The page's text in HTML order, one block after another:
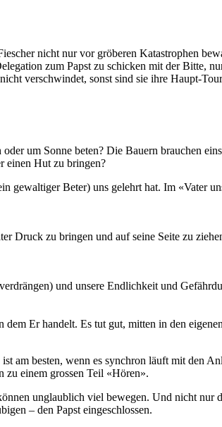
nicht nur vor gröberen Katastrophen
zum Papst zu schicken mit der Bitte,
verschwindet, sonst sind sie ihre Haupt-
um Sonne beten? Die Bauern brauchen
einen Hut zu bringen?
gewaltiger Beter) uns gelehrt hat. Im «Vater
Druck zu bringen und auf seine Seite zu
und unsere Endlichkeit und
Er handelt. Es tut gut, mitten in den
am besten, wenn es synchron läuft mit den
zu einem grossen Teil «Hören».
unglaublich viel bewegen. Und nicht nur
– den Papst eingeschlossen.